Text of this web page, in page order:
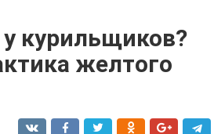
курильщиков?
желтого